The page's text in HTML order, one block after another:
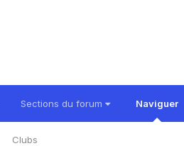
Sections du forum Naviguer
Clubs